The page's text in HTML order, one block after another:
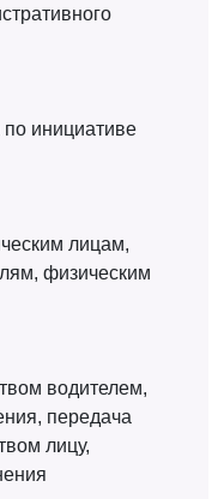
по инициативе
лицам,
физическим
водителем,
передача
лицу,